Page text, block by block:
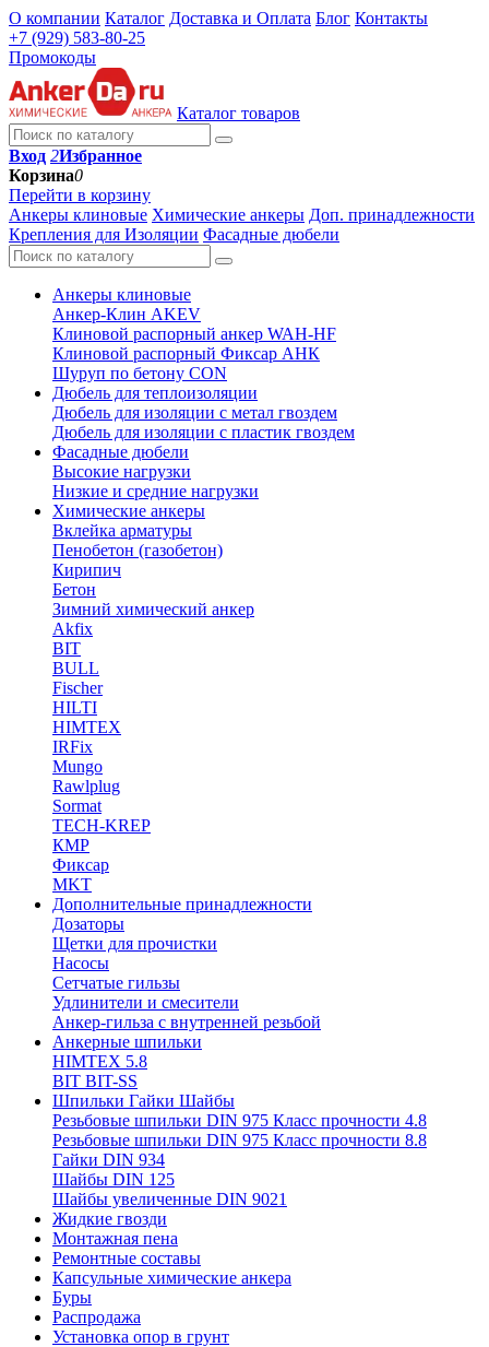
О компании Каталог Доставка и Оплата Блог Контакты
+7 (929) 583-80-25
Промокоды
Каталог товаров
Вход 2Избранное
Корзина0
Перейти в корзину
Анкеры клиновые Химические анкеры Доп. принадлежности
Крепления для Изоляции Фасадные дюбели
Анкеры клиновые
Анкер-Клин AKEV
Клиновой распорный анкер WAH-HF
Клиновой распорный Фиксар АНК
Шуруп по бетону CON
Дюбель для теплоизоляции
Дюбель для изоляции с метал гвоздем
Дюбель для изоляции с пластик гвоздем
Фасадные дюбели
Высокие нагрузки
Низкие и средние нагрузки
Химические анкеры
Вклейка арматуры
Пенобетон (газобетон)
Кирипич
Бетон
Зимний химический анкер
Akfix
BIT
BULL
Fischer
HILTI
HIMTEX
IRFix
Mungo
Rawlplug
Sormat
TECH-KREP
КМР
Фиксар
MKT
Дополнительные принадлежности
Дозаторы
Щетки для прочистки
Насосы
Сетчатые гильзы
Удлинители и смесители
Анкер-гильза с внутренней резьбой
Анкерные шпильки
HIMTEX 5.8
BIT BIT-SS
Шпильки Гайки Шайбы
Резьбовые шпильки DIN 975 Класс прочности 4.8
Резьбовые шпильки DIN 975 Класс прочности 8.8
Гайки DIN 934
Шайбы DIN 125
Шайбы увеличенные DIN 9021
Жидкие гвозди
Монтажная пена
Ремонтные составы
Капсульные химические анкера
Буры
Распродажа
Установка опор в грунт